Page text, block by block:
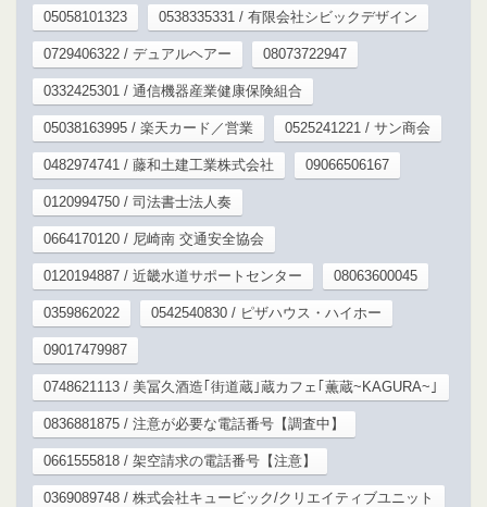
05058101323 0538335331 / 有限会社シビックデザイン
0729406322 / デュアルヘアー 08073722947
0332425301 / 通信機器産業健康保険組合
05038163995 / 楽天カード／営業 0525241221 / サン商会
0482974741 / 藤和土建工業株式会社 09066506167
0120994750 / 司法書士法人奏
0664170120 / 尼崎南 交通安全協会
0120194887 / 近畿水道サポートセンター 08063600045
0359862022 0542540830 / ピザハウス・ハイホー
09017479987
0748621113 / 美冨久酒造｢街道蔵｣蔵カフェ｢薫蔵~KAGURA~｣
0836881875 / 注意が必要な電話番号【調査中】
0661555818 / 架空請求の電話番号【注意】
0369089748 / 株式会社キュービック/クリエイティブユニット